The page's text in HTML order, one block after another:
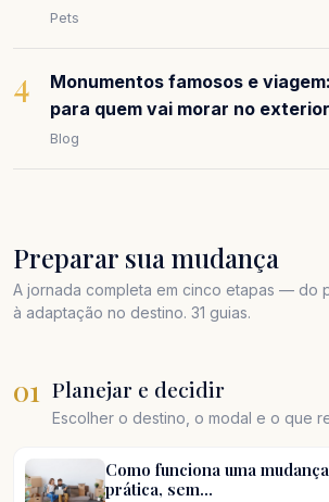
Pets
4
Monumentos famosos e
para quem vai morar no exterior
Blog
Preparar sua mudança
A jornada completa em cinco etapas — do
à adaptação no destino. 31 guias.
01 Planejar e decidir
Escolher o destino, o modal e o que
Como funciona uma
prática, sem…